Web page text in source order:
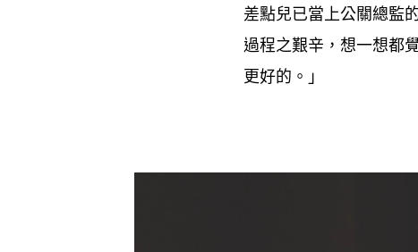
差點兒已當上公關總監
過程之艱辛 ， 想一想都
更好的。」